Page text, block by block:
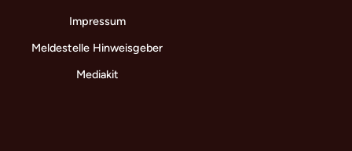
Impressum
Meldestelle Hinweisgeber
Mediakit